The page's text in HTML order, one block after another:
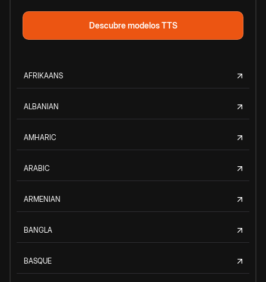
Descubre modelos TTS
AFRIKAANS
ALBANIAN
AMHARIC
ARABIC
ARMENIAN
BANGLA
BASQUE